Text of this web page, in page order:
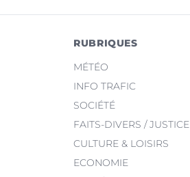
RUBRIQUES
MÉTÉO
INFO TRAFIC
SOCIÉTÉ
FAITS-DIVERS / JUSTICE
CULTURE & LOISIRS
ECONOMIE